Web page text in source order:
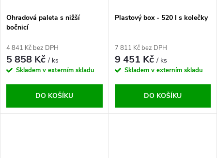
Ohradová paleta s nižší
bočnicí
4 841 Kč bez DPH
5 858 Kč/ ks
Skladem v externím skladu
DO KOŠÍKU
Plastový box - 520 l s kolečky
7 811 Kč bez DPH
9 451 Kč/ ks
Skladem v externím skladu
DO KOŠÍKU